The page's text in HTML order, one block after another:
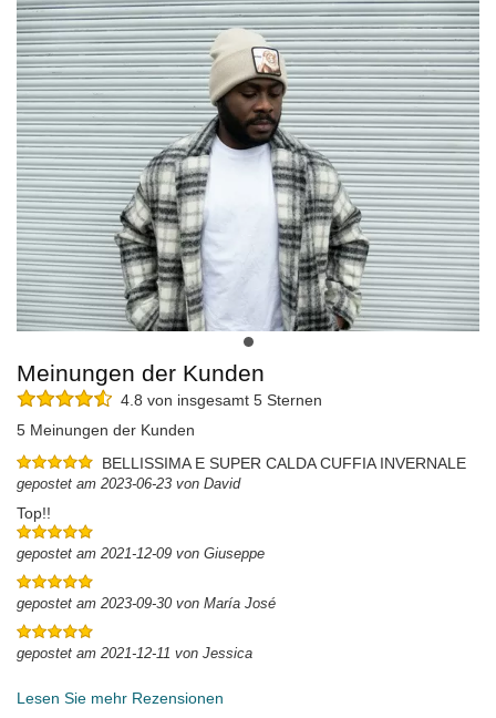
Meinungen der Kunden
4.8 von insgesamt 5 Sternen
5 Meinungen der Kunden
BELLISSIMA E SUPER CALDA CUFFIA INVERNALE
gepostet am 2023-06-23 von David
Top!!
gepostet am 2021-12-09 von Giuseppe
gepostet am 2023-09-30 von María José
gepostet am 2021-12-11 von Jessica
Lesen Sie mehr Rezensionen